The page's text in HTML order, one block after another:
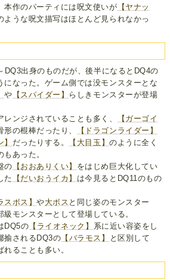
本作のパーティには呪文使いが 【ヤナッ
ような呪文描写はほとんど見られなかっ
DQ3出身のものだが、後半になるとDQ4の
になった。ゲーム側では没モンスターとな
や 【スパイダー】
らしきモンスターが登場
ンジされていることも多く、
【ガーゴイ
の棍棒だったり、
【ドラゴンライダー】
だったりする。 【大目玉】のように全く
あった。
の 【おおありくい】 をはじめ巨大化してい
た
【だいおうイカ】 は今見るとDQ11のもの
スボス】や大ボス と同じ姿のモンスター
モンスターとして登場している。
DQ5の 【ライオネック】 系に近い容姿をし
揄されるDQ3の 【バラモス】
と区別して
れることも多い。